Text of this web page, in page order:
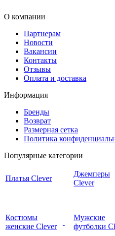
О компании
Партнерам
Новости
Вакансии
Контакты
Отзывы
Оплата и доставка
Информация
Бренды
Возврат
Размерная сетка
Политика
Популярные категории
Платья Clever
Джемперы
Clever
Костюмы
женские Clever
Мужские
футболки